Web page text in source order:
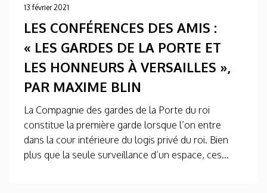
13 février 2021
LES CONFÉRENCES DES AMIS :
« LES GARDES DE LA PORTE ET
LES HONNEURS À VERSAILLES »,
PAR MAXIME BLIN
La Compagnie des gardes de la Porte du roi
constitue la première garde lorsque l’on entre
dans la cour intérieure du logis privé du roi. Bien
plus que la seule surveillance d’un espace, ces...